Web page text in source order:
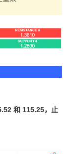
和 115.25，止